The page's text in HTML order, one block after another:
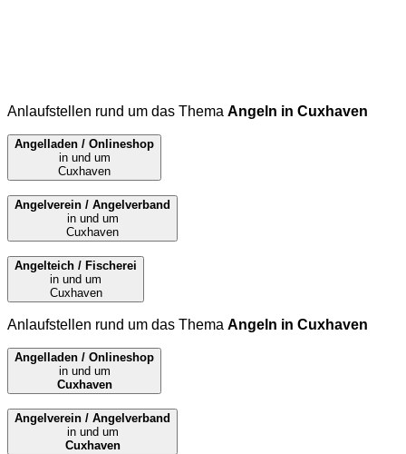
Anlaufstellen rund um das Thema Angeln in Cuxhaven
Angelladen / Onlineshop
in und um
Cuxhaven
Angelverein / Angelverband
in und um
Cuxhaven
Angelteich / Fischerei
in und um
Cuxhaven
Anlaufstellen rund um das Thema Angeln in Cuxhaven
Angelladen / Onlineshop
in und um
Cuxhaven
Angelverein / Angelverband
in und um
Cuxhaven